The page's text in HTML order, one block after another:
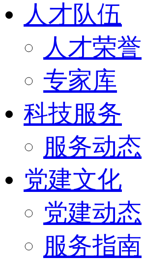
人才队伍
人才荣誉
专家库
科技服务
服务动态
党建文化
党建动态
服务指南